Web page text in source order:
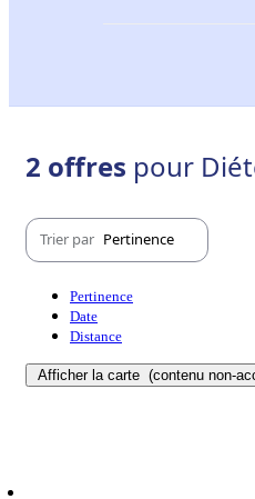
2 offres pour
Trier par Pertinence
Pertinence
Date
Distance
Afficher la carte (contenu non-